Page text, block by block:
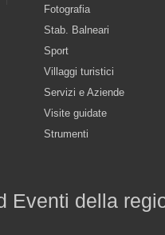
Fotografia
Stab. Balneari
Sport
Villaggi turistici
Servizi e Aziende
Visite guidate
Strumenti
Eventi della